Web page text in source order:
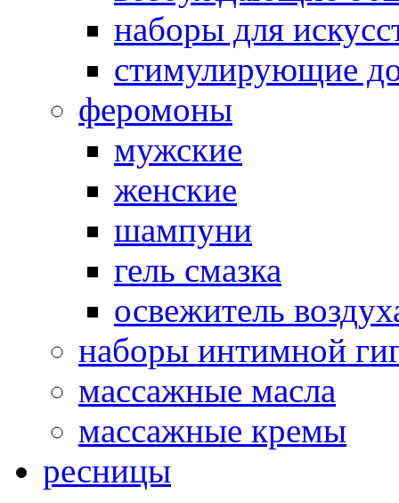
наборы для
стимулирующие
феромоны
мужские
женские
шампуни
гель смазка
освежитель
наборы интимной
массажные масла
массажные кремы
ресницы